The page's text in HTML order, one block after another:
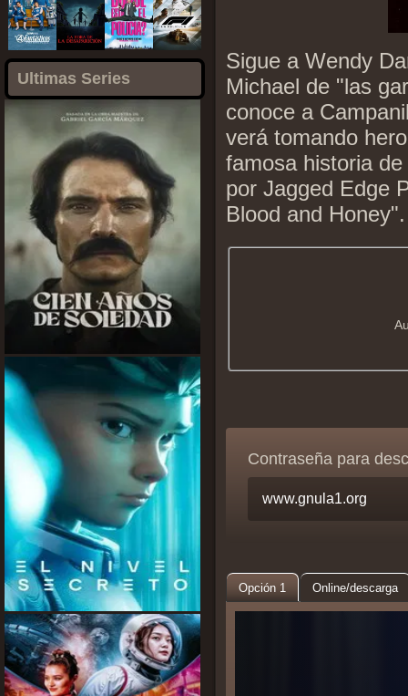
Ultimas Series
Sigue a Wendy
Michael de "las
conoce a
verá tomando
famosa historia
por Jagged Edge
Blood and Honey".
Contraseña para
Opción 1 Online/descarga